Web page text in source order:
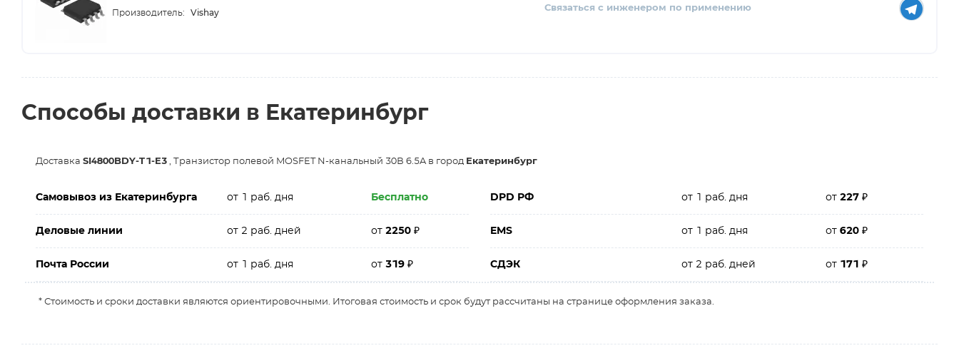
Производитель: Vishay Связаться с инженером по применению
Способы доставки в Екатеринбург
Доставка SI4800BDY-T1-E3 , Транзистор полевой MOSFET N-канальный 30В 6.5A в город Екатеринбург
Самовывоз из Екатеринбурга от 1 раб. дня Бесплатно DPD РФ от 1 раб. дня от227₽
Деловые линии от 2 раб. дней от2250₽ EMS от 1 раб. дня от620₽
Почта России от 1 раб. дня от319₽ СДЭК от 2 раб. дней от 171₽
* Стоимость и сроки доставки являются ориентировочными. Итоговая стоимость и срок будут рассчитаны на странице оформления заказа.